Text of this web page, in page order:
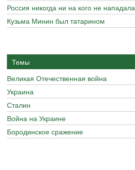
Россия никогда ни на кого не нападала
Кузьма Минин был татарином
Темы
Великая Отечественная война
Украина
Сталин
Война на Украине
Бородинское сражение